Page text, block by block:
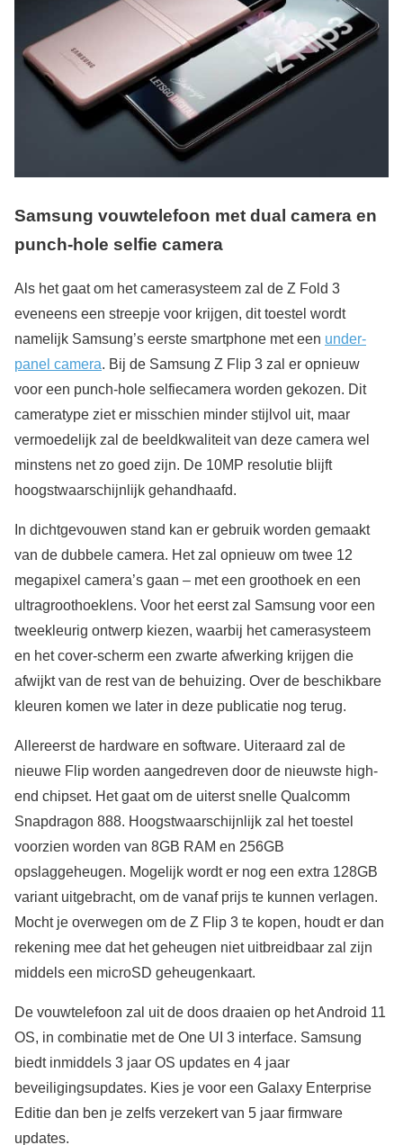
Samsung vouwtelefoon met dual camera en
punch-hole selfie camera
Als het gaat om het camerasysteem zal de Z Fold 3
eveneens een streepje voor krijgen, dit toestel wordt
namelijk Samsung’s eerste smartphone met een under-
panel camera. Bij de Samsung Z Flip 3 zal er opnieuw
voor een punch-hole selfiecamera worden gekozen. Dit
cameratype ziet er misschien minder stijlvol uit, maar
vermoedelijk zal de beeldkwaliteit van deze camera wel
minstens net zo goed zijn. De 10MP resolutie blijft
hoogstwaarschijnlijk gehandhaafd.
In dichtgevouwen stand kan er gebruik worden gemaakt
van de dubbele camera. Het zal opnieuw om twee 12
megapixel camera’s gaan – met een groothoek en een
ultragroothoeklens. Voor het eerst zal Samsung voor een
tweekleurig ontwerp kiezen, waarbij het camerasysteem
en het cover-scherm een zwarte afwerking krijgen die
afwijkt van de rest van de behuizing. Over de beschikbare
kleuren komen we later in deze publicatie nog terug.
Allereerst de hardware en software. Uiteraard zal de
nieuwe Flip worden aangedreven door de nieuwste high-
end chipset. Het gaat om de uiterst snelle Qualcomm
Snapdragon 888. Hoogstwaarschijnlijk zal het toestel
voorzien worden van 8GB RAM en 256GB
opslaggeheugen. Mogelijk wordt er nog een extra 128GB
variant uitgebracht, om de vanaf prijs te kunnen verlagen.
Mocht je overwegen om de Z Flip 3 te kopen, houdt er dan
rekening mee dat het geheugen niet uitbreidbaar zal zijn
middels een microSD geheugenkaart.
De vouwtelefoon zal uit de doos draaien op het Android 11
OS, in combinatie met de One UI 3 interface. Samsung
biedt inmiddels 3 jaar OS updates en 4 jaar
beveiligingsupdates. Kies je voor een Galaxy Enterprise
Editie dan ben je zelfs verzekert van 5 jaar firmware
updates.